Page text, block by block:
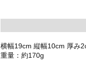
横幅19cm 縦幅10cm 厚み
重量：約170g